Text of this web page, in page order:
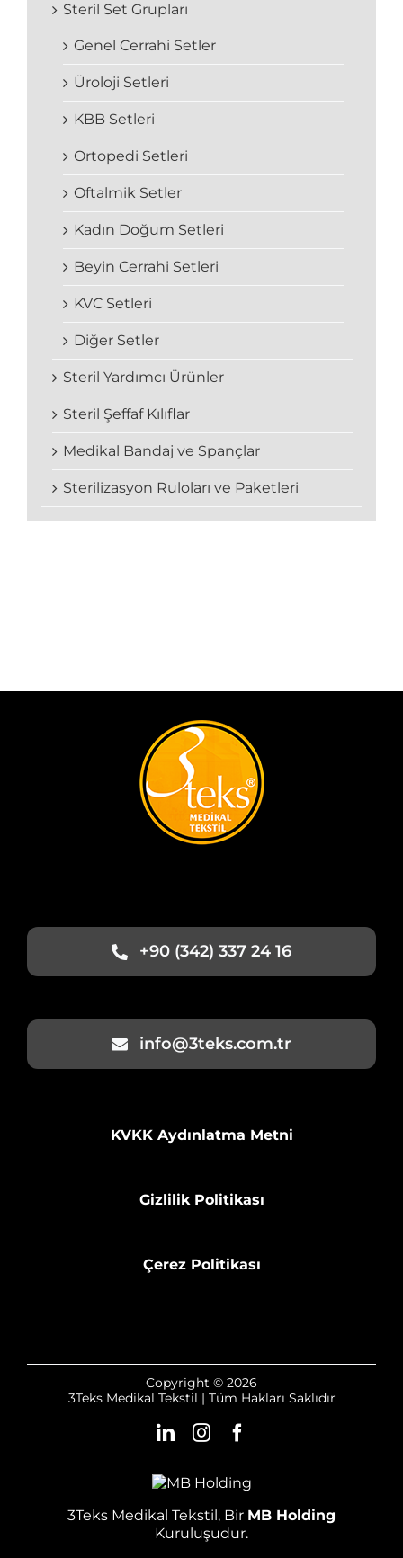
Steril Set Grupları
Genel Cerrahi Setler
Üroloji Setleri
KBB Setleri
Ortopedi Setleri
Oftalmik Setler
Kadın Doğum Setleri
Beyin Cerrahi Setleri
KVC Setleri
Diğer Setler
Steril Yardımcı Ürünler
Steril Şeffaf Kılıflar
Medikal Bandaj ve Spançlar
Sterilizasyon Ruloları ve Paketleri
+90 (342) 337 24 16
info@3teks.com.tr
KVKK Aydınlatma Metni
Gizlilik Politikası
Çerez Politikası
Copyright © 2026
3Teks Medikal Tekstil | Tüm Hakları Saklıdır
3Teks Medikal Tekstil, Bir MB Holding
Kuruluşudur.